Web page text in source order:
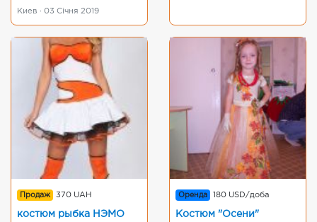
Киев · 03 Січня 2019
Продаж 370 UAH
костюм рыбка НЭМО
Оренда 180 USD/доба
Костюм "Осени"